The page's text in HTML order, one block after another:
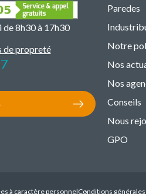
de 8h30 à 17h30
de propreté
Paredes
Notre
Nos
Nos
Conseils
Nous
GPO
à caractère personnelConditions